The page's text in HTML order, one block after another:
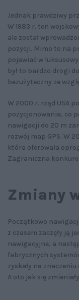
Jednak prawdziwy
W 1983 r. ten
ale został
pozycji. Mimo to na
pojawiać w
był to bardzo drogi
bezużyteczny ze
W 2000 r. rząd USA
pozycjonowania, co
nawigacji do 20 m
rozwój map GPS. W
która oferowała
Zagraniczna
Zmiany
Początkowo
z czasem zaczęły ją
nawigacyjne, a
fabrycznych
zyskały na
A oto jak się